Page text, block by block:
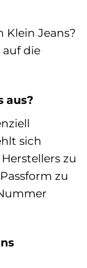
Klein Jeans?
die
aus?
sich
zu
zu